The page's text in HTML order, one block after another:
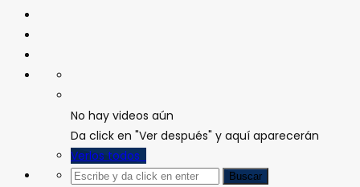
No hay videos aún
Da click en "Ver después" y aquí aparecerán
Verlos todos